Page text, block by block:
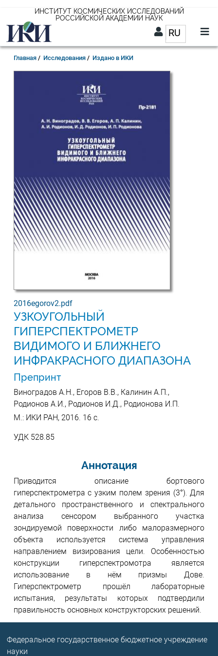
основному
содержанию
ИНСТИТУТ КОСМИЧЕСКИХ ИССЛЕДОВАНИЙ
РОССИЙСКОЙ АКАДЕМИИ НАУК
RUСписок
RU
Строка
навигации
Главная Исследования Издано в ИКИ
2016egorov2.pdf
УЗКОУГОЛЬНЫЙ
ГИПЕРСПЕКТРОМЕТР
ВИДИМОГО И БЛИЖНЕГО
ИНФРАКРАСНОГО ДИАПАЗОНА
Препринт
Виноградов А.Н., Егоров В.В., Калинин А.П.,
Родионов А.И., Родионов И.Д., Родионова И.П.
М.: ИКИ РАН, 2016. 16 с.
УДК 528.85
Аннотация
Приводится описание бортового
гиперспектрометра с узким полем зрения (3°). Для
детального пространственного и спектрального
анализа сенсором выбранного участка
зондируемой поверхности либо малоразмерного
объекта используется система управления
направлением визирования цели. Особенностью
конструкции гиперспектромотра является
использование в нём призмы Дове.
Гиперспектрометр прошёл лабораторные
испытания, результаты которых подтвердили
правильность основных конструкторских решений.
Федеральное государственное бюджетное учреждение
науки